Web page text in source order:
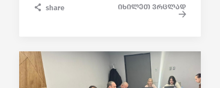
share იხილეთ ვრცლად